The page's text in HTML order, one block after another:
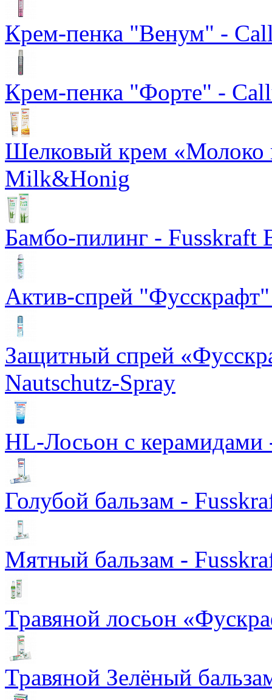
Крем-пенка "Венум" -
Крем-пенка "Форте" -
Шелковый крем «Молоко
Milk&Honig
Бамбо-пилинг - Fusskraft
Актив-спрей
Защитный спрей
Nautschutz-Spray
HL-Лосьон с
Голубой бальзам -
Мятный бальзам -
Травяной лосьон
Травяной Зелёный